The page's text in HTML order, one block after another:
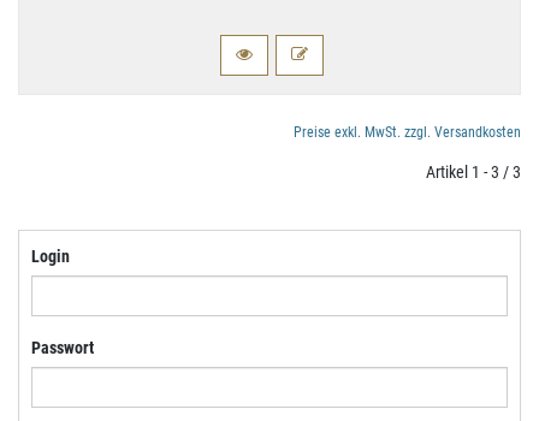
Preise exkl. MwSt. zzgl. Versandkosten
Artikel 1 - 3 / 3
Login
Passwort